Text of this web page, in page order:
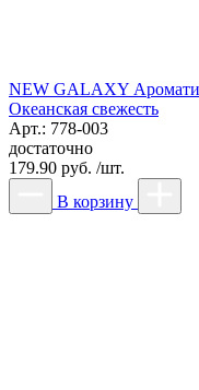
NEW GALAXY
Океанская свежесть
Арт.: 778-003
достаточно
179.90 руб. /шт.
В корзину